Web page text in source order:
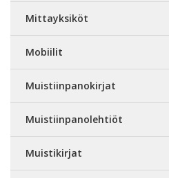
Mittayksiköt
Mobiilit
Muistiinpanokirjat
Muistiinpanolehtiöt
Muistikirjat